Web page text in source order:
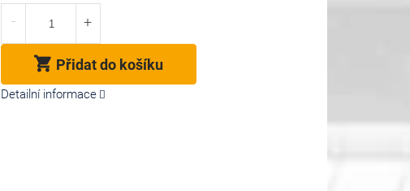
Přidat do košíku
Detailní informace